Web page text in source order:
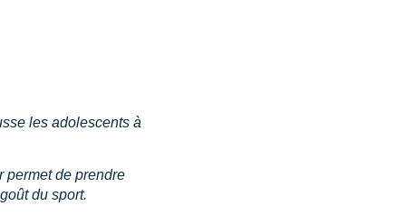
les adolescents à
permet de prendre
du sport.